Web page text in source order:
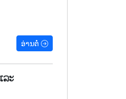
ອ່ານຕໍ່
ະ